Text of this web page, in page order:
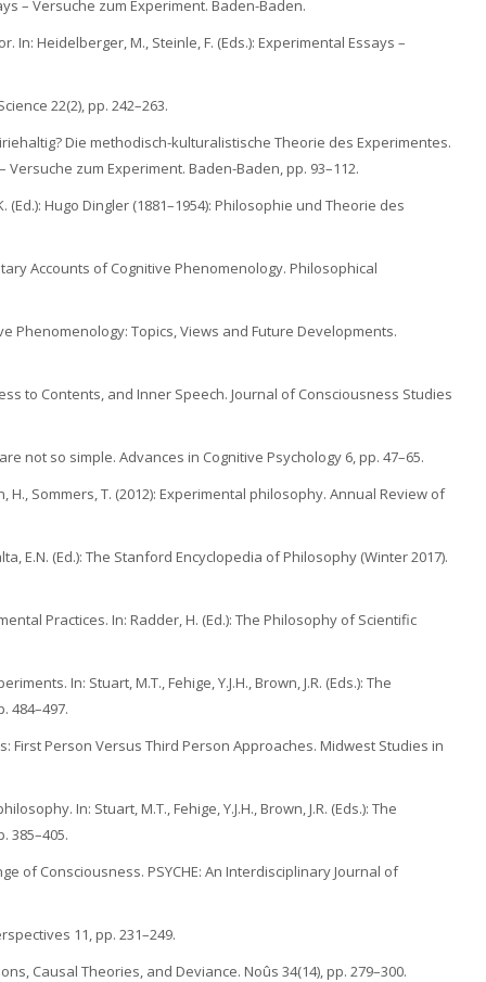
– Versuche zum Experiment. Baden-Baden.
Heidelberger, M., Steinle, F. (Eds.): Experimental Essays –
22(2), pp. 242–263.
Die methodisch-kulturalistische Theorie des Experimentes.
Versuche zum Experiment. Baden-Baden, pp. 93–112.
Hugo Dingler (1881–1954): Philosophie und Theorie des
Accounts of Cognitive Phenomenology. Philosophical
Phenomenology: Topics, Views and Future Developments.
to Contents, and Inner Speech. Journal of Consciousness Studies
not so simple. Advances in Cognitive Psychology 6, pp. 47–65.
H., Sommers, T. (2012): Experimental philosophy. Annual Review of
E.N. (Ed.): The Stanford Encyclopedia of Philosophy (Winter 2017).
Practices. In: Radder, H. (Ed.): The Philosophy of Scientific
In: Stuart, M.T., Fehige, Y.J.H., Brown, J.R. (Eds.): The
484–497.
First Person Versus Third Person Approaches. Midwest Studies in
In: Stuart, M.T., Fehige, Y.J.H., Brown, J.R. (Eds.): The
385–405.
of Consciousness. PSYCHE: An Interdisciplinary Journal of
11, pp. 231–249.
Causal Theories, and Deviance. Noûs 34(14), pp. 279–300.